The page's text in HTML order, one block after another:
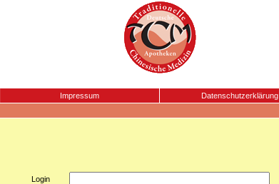
Impressum Datenschutzerklärung
Login